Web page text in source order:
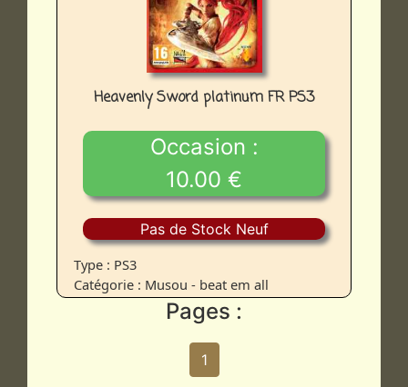
Heavenly Sword platinum FR PS3
Occasion :
10.00 €
Pas de Stock Neuf
Type : PS3
Catégorie : Musou - beat em all
Pages :
1